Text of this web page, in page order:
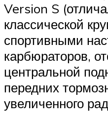
Version S
классической
спортивными
карбюраторов,
центральной
передних
увеличенного